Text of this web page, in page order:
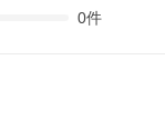
0件